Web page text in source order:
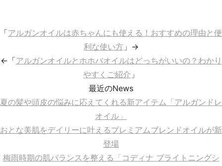
「アルガンオイルは赤ちゃんにも使える！おすすめの理由と便
利な使い方」→
←「アルガンオイルとホホバオイルはどっちがいいの？わかり
やすくご紹介 」
最近のNews
夏の髪や頭皮の悩みに応えてくれる新アイテム「アルガンドレ
オイル」
おとな美肌をデイリーに叶えるプレミアムブレンドオイルが新
登場
梅雨時期の肌バランスを整える「コディナ ブライトニングシ